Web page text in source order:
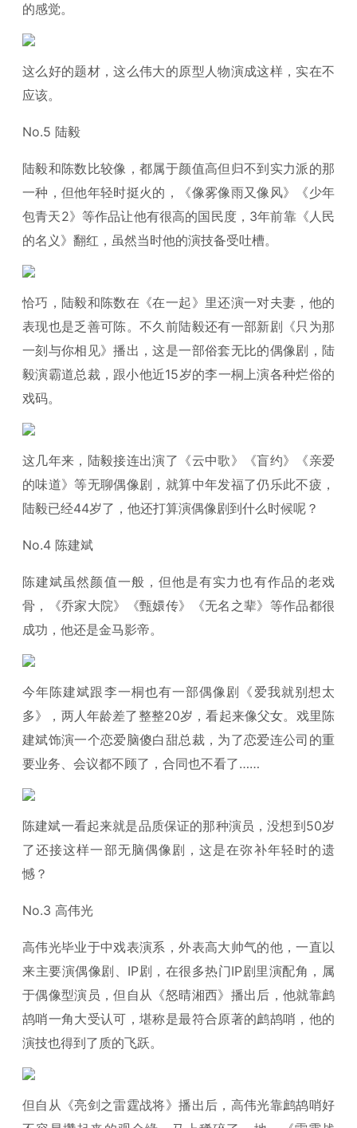
的感觉。
这么好的题材，这么伟大的原型人物演成这样，实在不
应该。
No.5 陆毅
陆毅和陈数比较像，都属于颜值高但归不到实力派的那
一种，但他年轻时挺火的，《像雾像雨又像风》《少年
包青天2》等作品让他有很高的国民度，3年前靠《人民
的名义》翻红，虽然当时他的演技备受吐槽。
恰巧，陆毅和陈数在《在一起》里还演一对夫妻，他的
表现也是乏善可陈。不久前陆毅还有一部新剧《只为那
一刻与你相见》播出，这是一部俗套无比的偶像剧，陆
毅演霸道总裁，跟小他近15岁的李一桐上演各种烂俗的
戏码。
这几年来，陆毅接连出演了《云中歌》《盲约》《亲爱
的味道》等无聊偶像剧，就算中年发福了仍乐此不疲，
陆毅已经44岁了，他还打算演偶像剧到什么时候呢？
No.4 陈建斌
陈建斌虽然颜值一般，但他是有实力也有作品的老戏
骨，《乔家大院》《甄嬛传》《无名之辈》等作品都很
成功，他还是金马影帝。
今年陈建斌跟李一桐也有一部偶像剧《爱我就别想太
多》，两人年龄差了整整20岁，看起来像父女。戏里陈
建斌饰演一个恋爱脑傻白甜总裁，为了恋爱连公司的重
要业务、会议都不顾了，合同也不看了……
陈建斌一看起来就是品质保证的那种演员，没想到50岁
了还接这样一部无脑偶像剧，这是在弥补年轻时的遗
憾？
No.3 高伟光
高伟光毕业于中戏表演系，外表高大帅气的他，一直以
来主要演偶像剧、IP剧，在很多热门IP剧里演配角，属
于偶像型演员，但自从《怒晴湘西》播出后，他就靠鹧
鸪哨一角大受认可，堪称是最符合原著的鹧鸪哨，他的
演技也得到了质的飞跃。
但自从《亮剑之雷霆战将》播出后，高伟光靠鹧鸪哨好